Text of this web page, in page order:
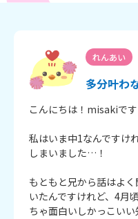
れんあい
多分叶わ
こんにちは！misakiです
私はいま中1なんですけ
しまいました…！
もともと兄から話はよ
いたんですけれど、4月
ちゃ面白いしかっこいい